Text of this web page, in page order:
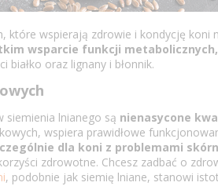
które wspierają zdrowie i kondycję
wsparcie funkcji
białko oraz lignany i błonnik.
siemienia lnianego są nienasycone
wspiera prawidłowe
dla koni z problemami
zdrowotne. Chcesz zadbać o
, podobnie jak siemię lniane, stanowi